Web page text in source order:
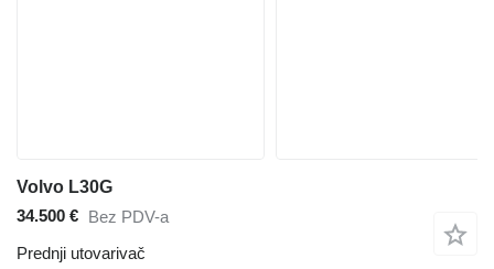
Volvo L30G
34.500 € Bez PDV-a
Prednji utovarivač